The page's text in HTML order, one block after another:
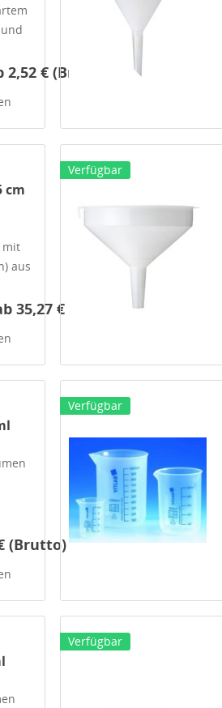
€ (Brutto)
cm
mit
aus
35,27 € (Brutto)
Verfügbar
10-
(Brutto)
Verfügbar
Verfügbar